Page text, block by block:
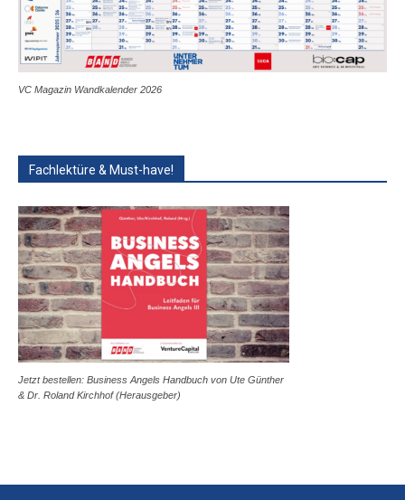
VC Magazin Wandkalender 2026
Fachlektüre & Must-have!
Jetzt bestellen: Business Angels Handbuch von Ute Günther
& Dr. Roland Kirchhof (Herausgeber)